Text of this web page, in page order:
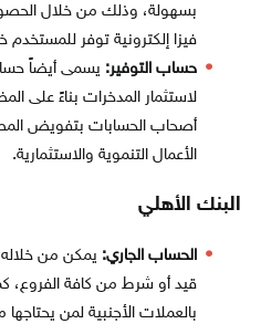
بسهولة، وذلك من خلال
فيزا إلكترونية توفر
حساب التوفير: يسمى أيضاً
لاستثمار المدخرات بناءً على
أصحاب الحسابات بتفويض
الأعمال التنموية والاستثمارية.
البنك الأهلي
الحساب الجاري: يمكن من
قيد أو شرط من كافة الفروع،
بالعملات الأجنبية لمن يحتاجها